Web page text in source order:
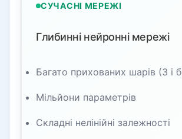
СУЧАСНІ МЕРЕЖІ
Глибинні нейронні мережі
Багато прихованих шарів (3 і
Мільйони параметрів
Складні нелінійні залежності